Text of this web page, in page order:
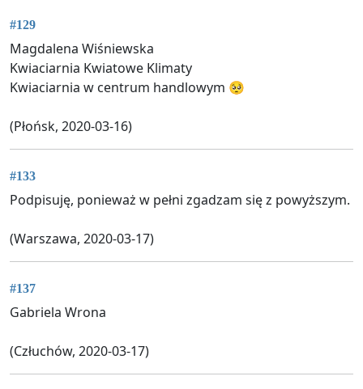
#129
Magdalena Wiśniewska
Kwiaciarnia Kwiatowe Klimaty
Kwiaciarnia w centrum handlowym 🥺
(Płońsk, 2020-03-16)
#133
Podpisuję, ponieważ w pełni zgadzam się z powyższym.
(Warszawa, 2020-03-17)
#137
Gabriela Wrona
(Człuchów, 2020-03-17)